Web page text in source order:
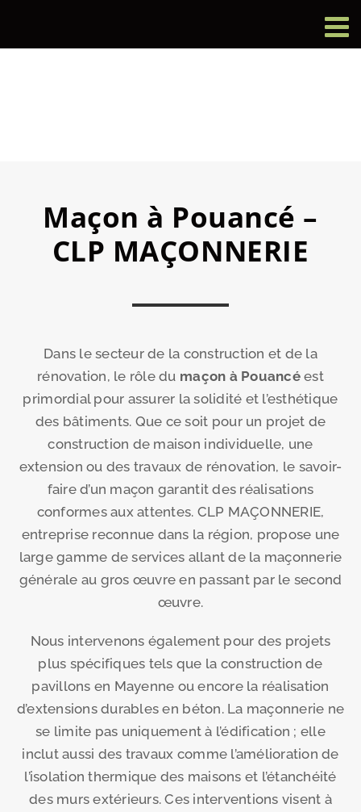
Maçon à Pouancé –
CLP MAÇONNERIE
Dans le secteur de la construction et de la
rénovation, le rôle du maçon à Pouancéest
primordial pour assurer la solidité et l’esthétique
des bâtiments. Que ce soit pour un projet de
construction de maison individuelle, une
extension ou des travaux de rénovation, le savoir-
faire d’un maçon garantit des réalisations
conformes aux attentes. CLP MAÇONNERIE,
entreprise reconnue dans la région, propose une
large gamme de services allant de la maçonnerie
générale au gros œuvre en passant par le second
œuvre.
Nous intervenons également pour des projets
plus spécifiques tels que la construction de
pavillons en Mayenne ou encore la réalisation
d’extensions durables en béton. La maçonnerie ne
se limite pas uniquement à l’édification ; elle
inclut aussi des travaux comme l’amélioration de
l’isolation thermique des maisons et l’étanchéité
des murs extérieurs. Ces interventions visent à